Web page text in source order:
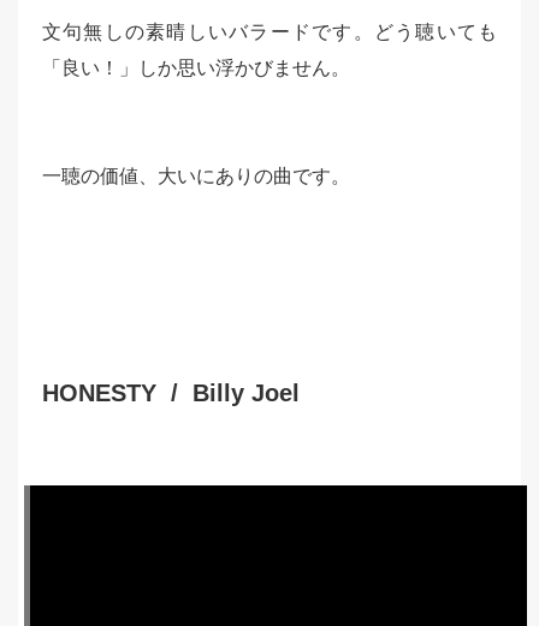
文句無しの素晴しいバラードです。どう聴いても
「良い！」しか思い浮かびません。
一聴の価値、大いにありの曲です。
HONESTY / Billy Joel